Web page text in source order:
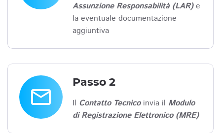
Assunzione Responsabilità (LAR)e
la eventuale documentazione
aggiuntiva
email
Passo 2
Il Contatto Tecnicoinvia il Modulo
di Registrazione Elettronico (MRE)